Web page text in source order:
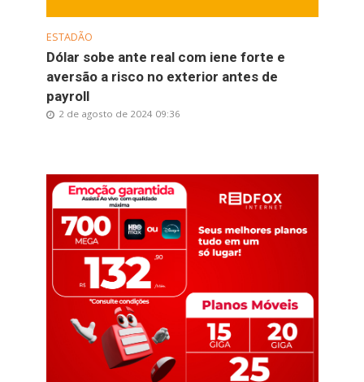
ESTADÃO
Dólar sobe ante real com iene forte e
aversão a risco no exterior antes de
payroll
2 de agosto de 2024 09:36